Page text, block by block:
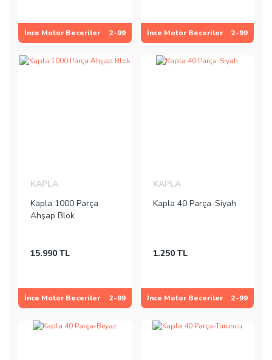
İnce Motor Beceriler 2-99 İnce Motor Beceriler 2-99
KAPLA
Kapla 1000 Parça
Ahşap Blok
15.990 TL
İnce Motor Beceriler 2-99
KAPLA
Kapla 40 Parça-Siyah
1.250 TL
İnce Motor Beceriler 2-99